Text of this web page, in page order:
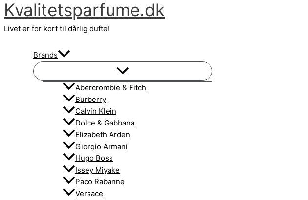
Gå
til
indholdet
Kvalitetsparfume.dk
Livet er for kort til dårlig dufte!
Brands
Abercrombie & Fitch
Burberry
Calvin Klein
Dolce & Gabbana
Elizabeth Arden
Giorgio Armani
Hugo Boss
Issey Miyake
Paco Rabanne
Versace